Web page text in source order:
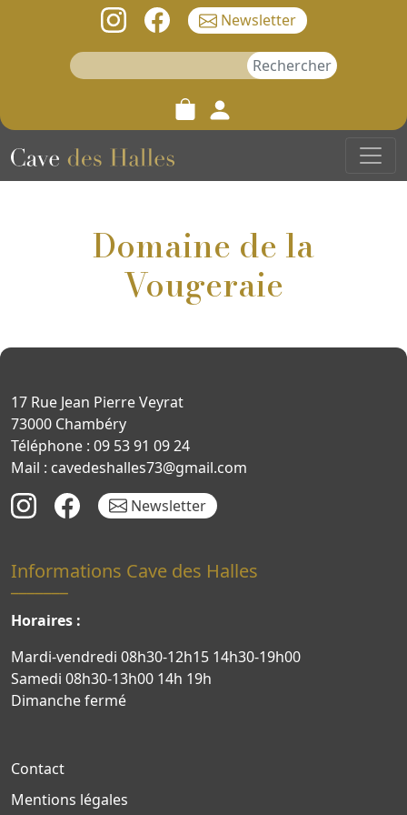
Newsletter
Rechercher :
Domaine de la
Vougeraie
17 Rue Jean Pierre Veyrat
73000 Chambéry
Téléphone : 09 53 91 09 24
Mail : cavedeshalles73@gmail.com
Newsletter
Informations Cave des Halles
Horaires :
Mardi-vendredi 08h30-12h15 14h30-19h00
Samedi 08h30-13h00 14h 19h
Dimanche fermé
Contact
Mentions légales